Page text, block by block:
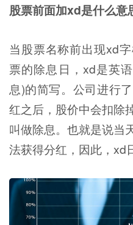
股票前面加xd是什么意
当股票名称前出现xd
票的除息日，xd是英
息)的简写。公司进行
红之后，股价中会扣除
叫做除息。也就是说当
法获得分红，因此，xd